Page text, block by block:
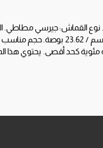
نوع القماش: جيرسي مطاطي.
إيلاستين. ملصق الغسيل: يُغسل بدرجة حرارة 30 درجة